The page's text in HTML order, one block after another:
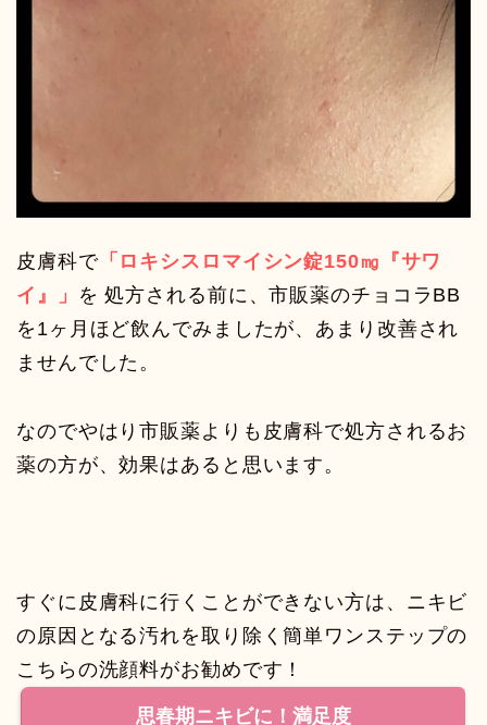
皮膚科で「ロキシスロマイシン錠150㎎『サワ
イ』」
を 処方される前に、市販薬のチョコラBB
を1ヶ月ほど飲んでみましたが、あまり改善され
ませんでした。
なのでやはり市販薬よりも皮膚科で処方されるお
薬の方が、効果はあると思います。
すぐに皮膚科に行くことができない方は、ニキビ
の原因となる汚れを取り除く簡単ワンステップの
こちらの洗顔料がお勧めです！
思春期ニキビに！満足度